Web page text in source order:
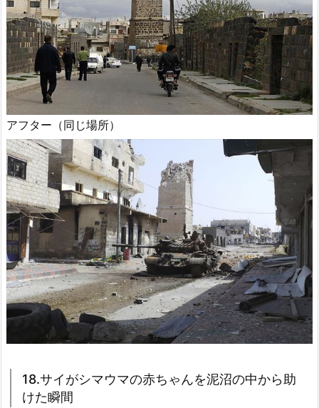
アフター（同じ場所）
18.サイがシマウマの赤ちゃんを泥沼の中から助
けた瞬間